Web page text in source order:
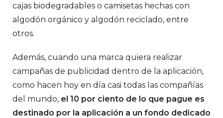
cajas biodegradables o camisetas hechas con
algodón orgánico y algodón reciclado, entre
otros.
Además, cuando una marca quiera realizar
campañas de publicidad dentro de la aplicación,
como hacen hoy en día casi todas las compañías
del mundo, el 10 por ciento de lo que pague es
destinado por la aplicación a un fondo dedicado